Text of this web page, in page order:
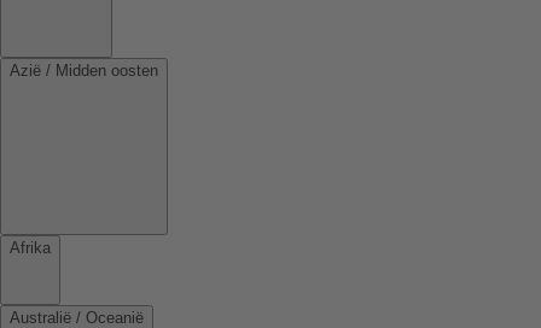
Azië / Midden oosten
Afrika
Australië / Oceanië